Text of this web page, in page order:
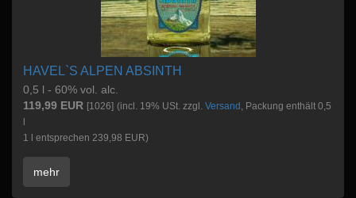
HAVEL`S ALPEN ABSINTH
0,5 l - 60% vol. alc.
119,99 EUR [1026] (incl. 19% USt. zzgl. Versand , Packung enthält 0,5
1 l entsprechen 239,98 EUR)
mehr